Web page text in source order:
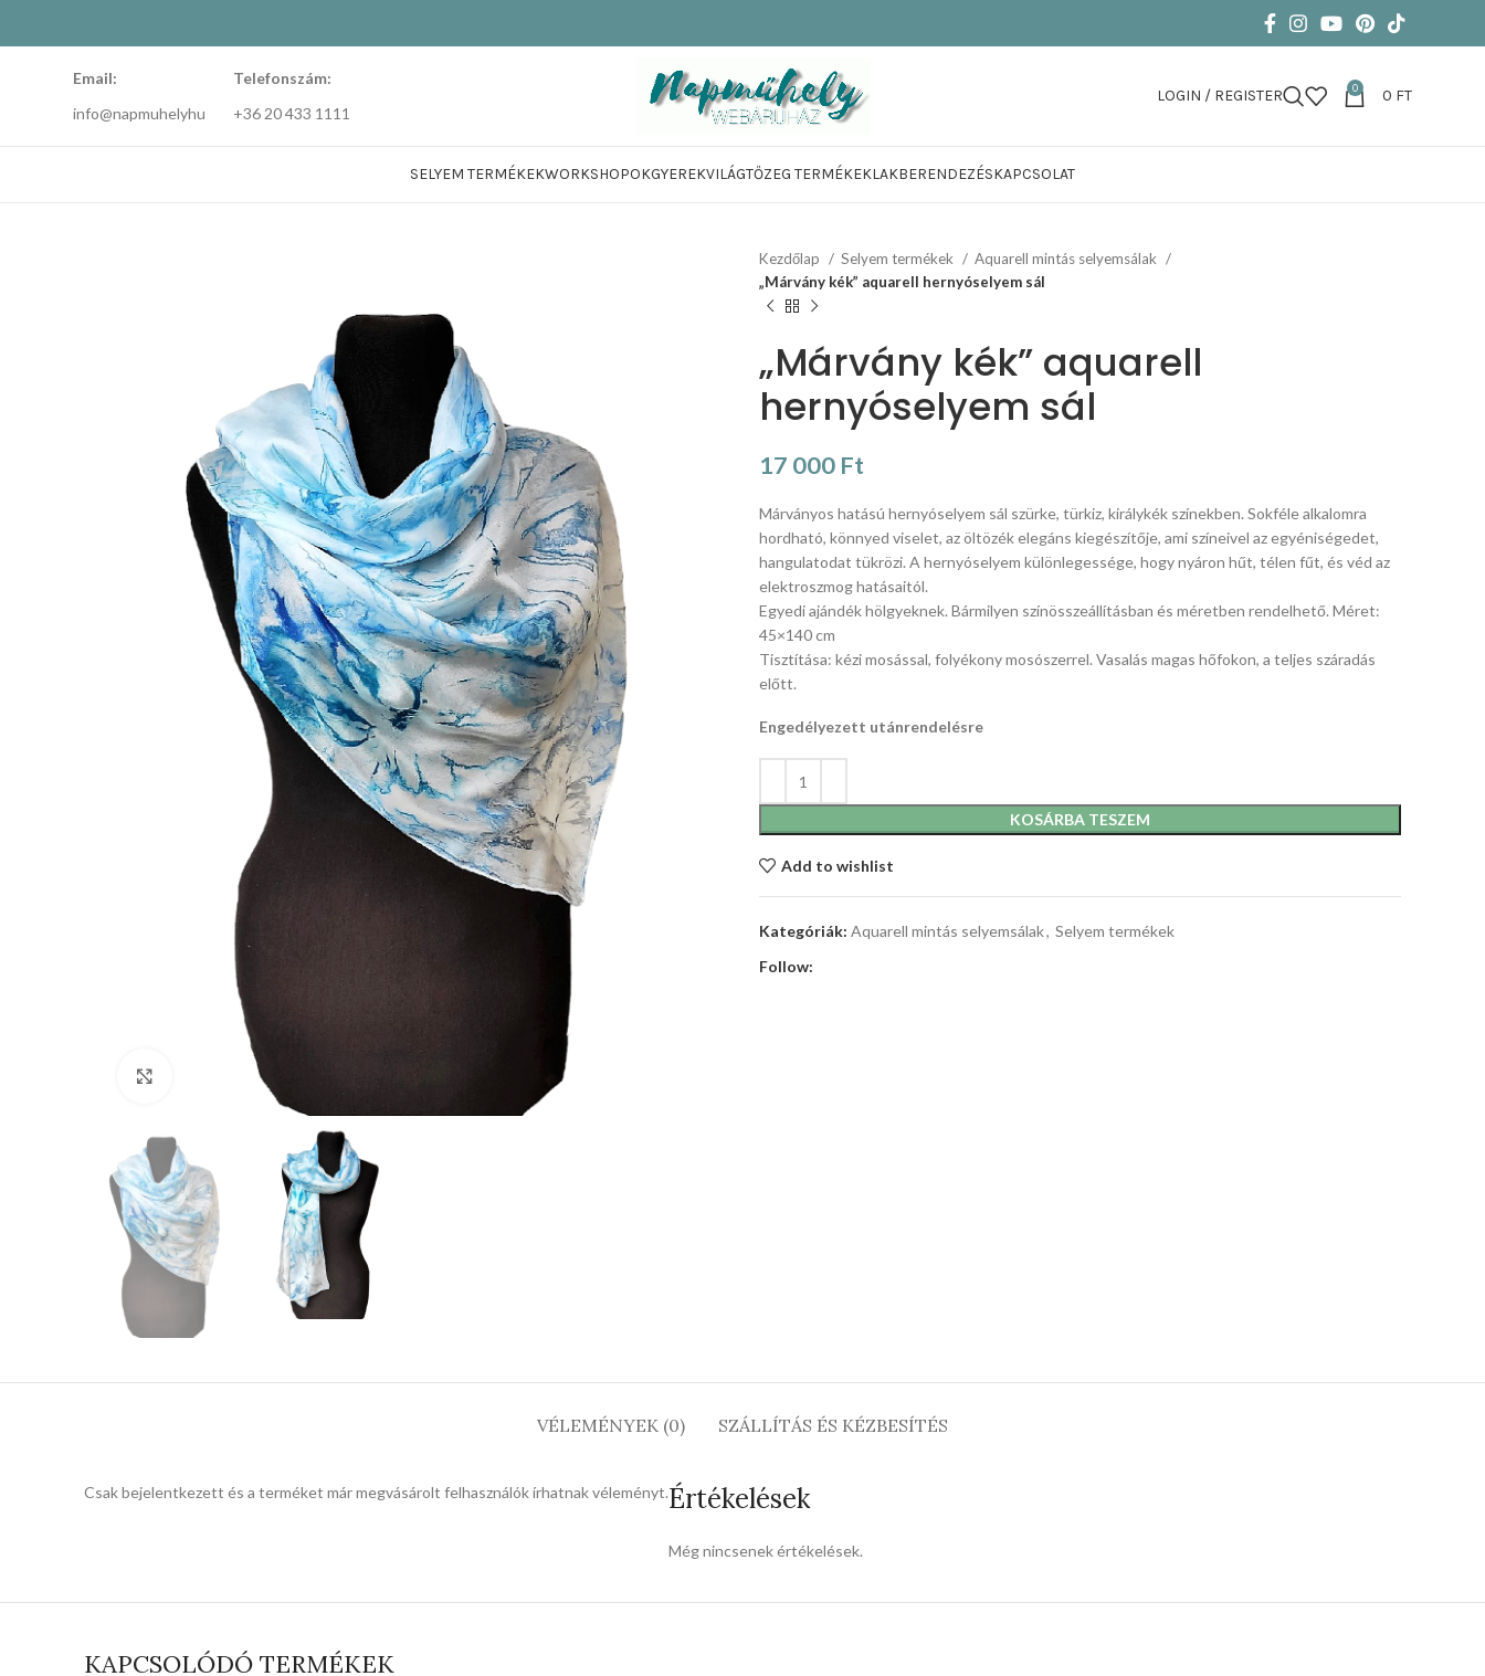
Email:
info@napmuhelyhu
Telefonszám:
+36 20 433 1111
LOGIN / REGISTER 0 0 FT
SELYEM TERMÉKEKWORKSHOPOKGYEREKVILÁGTŐZEG TERMÉKEKLAKBERENDEZÉSKAPCSOLAT
Click to enlarge
Kezdőlap Selyem termékek
Aquarell mintás selyemsálak
„Márvány kék” aquarell hernyóselyem sál
„Márvány kék” aquarell
hernyóselyem sál
17 000 Ft
Márványos hatású hernyóselyem sál szürke, türkiz, királykék színekben. Sokféle alkalomra
hordható, könnyed viselet, az öltözék elegáns kiegészítője, ami színeivel az egyéniségedet,
hangulatodat tükrözi. A hernyóselyem különlegessége, hogy nyáron hűt, télen fűt, és véd az
elektroszmog hatásaitól.
Egyedi ajándék hölgyeknek. Bármilyen színösszeállításban és méretben rendelhető. Méret:
45×140 cm
Tisztítása: kézi mosással, folyékony mosószerrel. Vasalás magas hőfokon, a teljes száradás
előtt.
Engedélyezett utánrendelésre
KOSÁRBA TESZEM
Add to wishlist
Kategóriák: Aquarell mintás selyemsálak, Selyem termékek
Follow:
VÉLEMÉNYEK (0) SZÁLLÍTÁS ÉS KÉZBESÍTÉS
Értékelések
Még nincsenek értékelések.
Csak bejelentkezett és a terméket már megvásárolt felhasználók írhatnak véleményt.
KAPCSOLÓDÓ TERMÉKEK